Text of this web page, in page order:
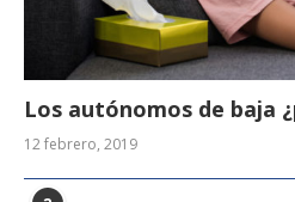
Los autónomos de baja
12 febrero, 2019